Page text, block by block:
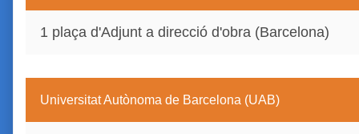
1 plaça d'Adjunt a direcció d'obra (Barcelona)
Universitat Autònoma de Barcelona (UAB)